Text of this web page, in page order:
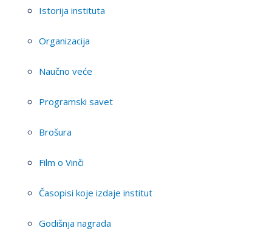
Istorija instituta
Organizacija
Naučno veće
Programski savet
Brošura
Film o Vinči
Časopisi koje izdaje institut
Godišnja nagrada